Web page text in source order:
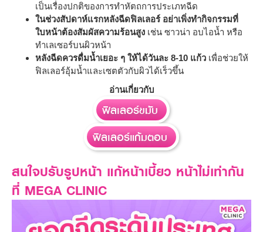
เป็นเรื่องปกติของการทำหัตถการประเภทฉีด
ในช่วงสัปดาห์แรกหลังฉีดฟิลเลอร์ อย่าเพิ่งทำกิจกรรมที่
ใบหน้าต้องสัมผัสความร้อนสูง เช่น ซาวน่า อบไอน้ำ หรือ
ทำเลเซอร์บนผิวหน้า
หลังฉีดควรดื่มน้ำเยอะ ๆ ให้ได้วันละ 8-10 แก้ว เพื่อช่วยให้
ฟิลเลอร์อุ้มน้ำและเซตตัวกับผิวได้เร็วขึ้น
อ่านเกี่ยวกับ
ฟิลเลอร์ขมับ
ฟิลเลอร์แก้มตอบ
สนใจปรับรูปหน้า แก้หน้าเบี้ยว หน้าไม่เท่ากัน
ที่ MEGA CLINIC